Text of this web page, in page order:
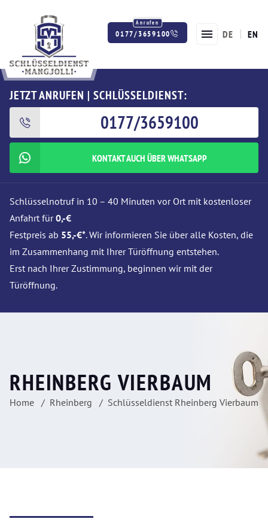
0177/3659100 DE EN
JETZT ANRUFEN | SCHLÜSSELDIENST:
0177/3659100
KONTAKT AUCH ÜBER WHATSAPP
Schlüsselnotruf in 10 – 40 Minuten vor Ort mit kostenloser
Anfahrt für0,-€
Festpreis ab 55,-€*. Wir informieren Sie über alle Kosten, die
im Zusammenhang mit Ihrer Türöffnung entstehen.
Erst nach Ihrer Zustimmung, beginnen wir mit der
Türöffnung.
RHEINBERG VIERBAUM
Home Rheinberg Schlüsseldienst Rheinberg Vierbaum